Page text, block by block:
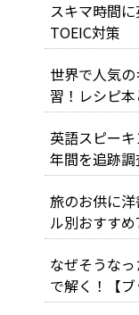
スキマ時間
TOEIC対策
世界で人気
習！レシピ本
英語スピー
年間を追跡調
旅のお供に
ル別おすすめ
なぜそうな
で解く！【ブ